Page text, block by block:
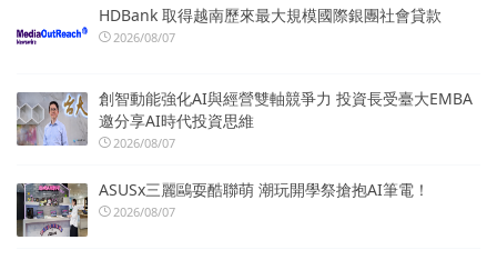
HDBank 取得越南歷來最大規模國際銀團社會貸款
2026/08/07
創智動能強化AI與經營雙軸競爭力 投資長受臺大EMBA
邀分享AI時代投資思維
2026/08/07
ASUSx三麗鷗耍酷聯萌 潮玩開學祭搶抱AI筆電！
2026/08/07